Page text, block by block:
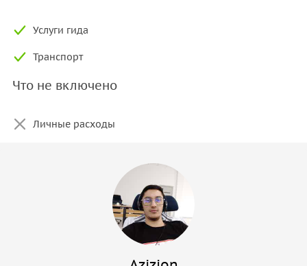
Услуги гида
Транспорт
Что не включено
Личные расходы